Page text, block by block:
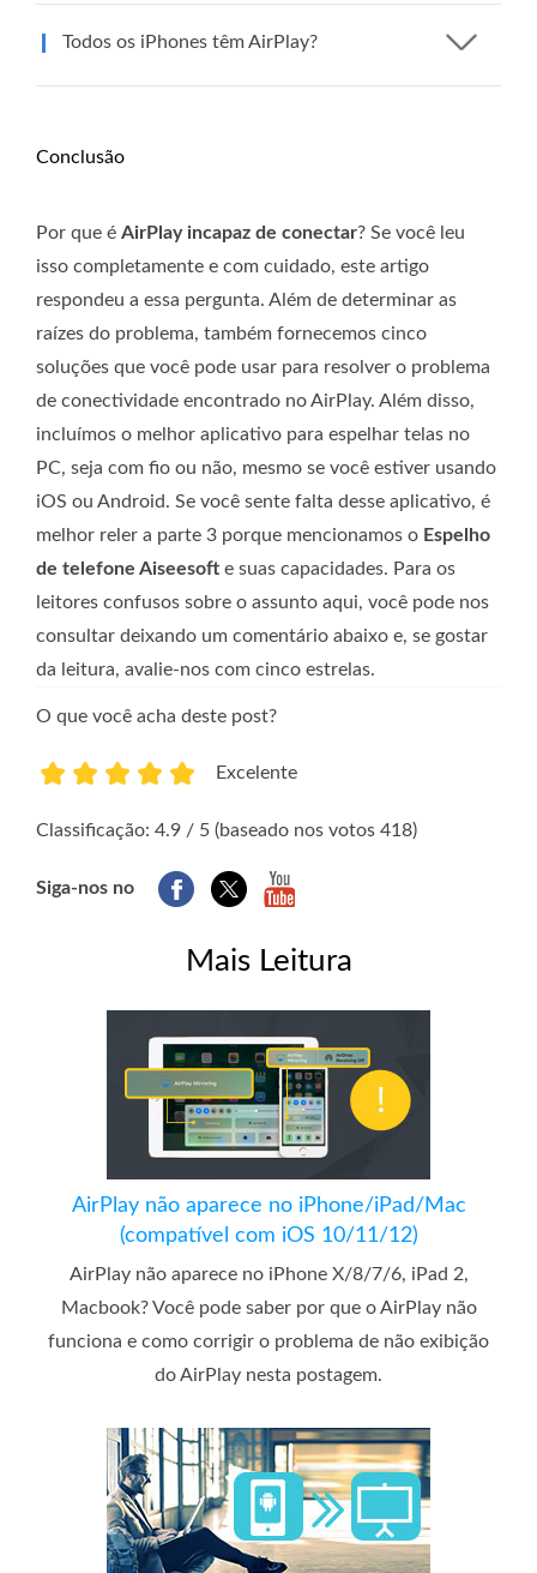
Todos os iPhones têm AirPlay?
Conclusão
Por que é AirPlay incapaz de conectar? Se você leu
isso completamente e com cuidado, este artigo
respondeu a essa pergunta. Além de determinar as
raízes do problema, também fornecemos cinco
soluções que você pode usar para resolver o problema
de conectividade encontrado no AirPlay. Além disso,
incluímos o melhor aplicativo para espelhar telas no
PC, seja com fio ou não, mesmo se você estiver usando
iOS ou Android. Se você sente falta desse aplicativo, é
melhor reler a parte 3 porque mencionamos o Espelho
de telefone Aiseesoft e suas capacidades. Para os
leitores confusos sobre o assunto aqui, você pode nos
consultar deixando um comentário abaixo e, se gostar
da leitura, avalie-nos com cinco estrelas.
O que você acha deste post?
Excelente
Classificação: 4.9 / 5 (baseado nos votos 418)
Siga-nos no
Mais Leitura
AirPlay não aparece no iPhone/iPad/Mac
(compatível com iOS 10/11/12)
AirPlay não aparece no iPhone X/8/7/6, iPad 2,
Macbook? Você pode saber por que o AirPlay não
funciona e como corrigir o problema de não exibição
do AirPlay nesta postagem.